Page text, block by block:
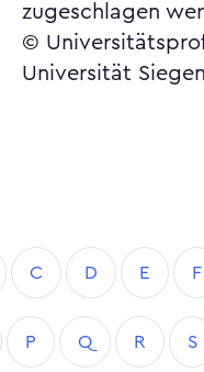
zugeschlagen
©
Universität Siegen
C D E F
P Q R S